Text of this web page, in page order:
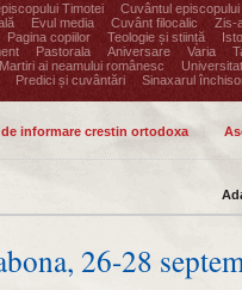
Timotei
Cuvântul episcopului
Evul media Cuvânt filocalic
Zis-
Pagina copiilor Teologie și stiință
Pastorala Aniversare Varia
Martiri ai neamului românesc
Predici și cuvântări
Sinaxarul
informare crestin ortodoxa
26-28